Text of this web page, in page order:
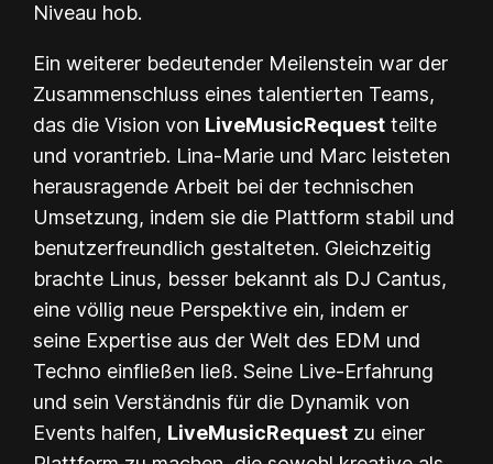
Niveau hob.
Ein weiterer bedeutender Meilenstein war der
Zusammenschluss eines talentierten Teams,
das die Vision von LiveMusicRequest teilte
und vorantrieb. Lina-Marie und Marc leisteten
herausragende Arbeit bei der technischen
Umsetzung, indem sie die Plattform stabil und
benutzerfreundlich gestalteten. Gleichzeitig
brachte Linus, besser bekannt als DJ Cantus,
eine völlig neue Perspektive ein, indem er
seine Expertise aus der Welt des EDM und
Techno einfließen ließ. Seine Live-Erfahrung
und sein Verständnis für die Dynamik von
Events halfen, LiveMusicRequest zu einer